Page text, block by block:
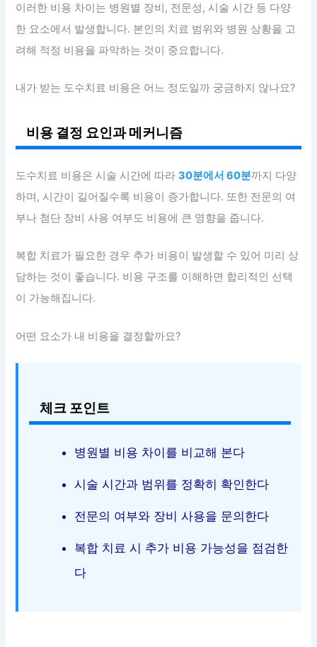
이러한 비용 차이는 병원별 장비, 전문성, 시술 시간 등 다양
한 요소에서 발생합니다. 본인의 치료 범위와 병원 상황을 고
려해 적정 비용을 파악하는 것이 중요합니다.
내가 받는 도수치료 비용은 어느 정도일까 궁금하지 않나요?
비용 결정 요인과 메커니즘
도수치료 비용은 시술 시간에 따라30분에서 60분까지 다양
하며, 시간이 길어질수록 비용이 증가합니다. 또한 전문의 여
부나 첨단 장비 사용 여부도 비용에 큰 영향을 줍니다.
복합 치료가 필요한 경우 추가 비용이 발생할 수 있어 미리 상
담하는 것이 좋습니다. 비용 구조를 이해하면 합리적인 선택
이 가능해집니다.
어떤 요소가 내 비용을 결정할까요?
체크 포인트
병원별 비용 차이를 비교해 본다
시술 시간과 범위를 정확히 확인한다
전문의 여부와 장비 사용을 문의한다
복합 치료 시 추가 비용 가능성을 점검한
다